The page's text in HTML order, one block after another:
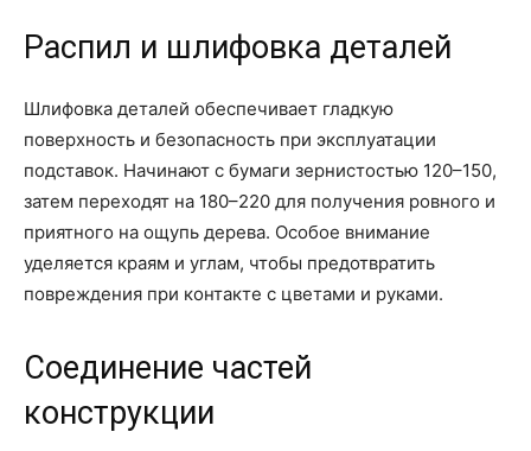
Распил и шлифовка деталей
Шлифовка деталей обеспечивает гладкую
поверхность и безопасность при эксплуатации
подставок. Начинают с бумаги зернистостью 120–150,
затем переходят на 180–220 для получения ровного и
приятного на ощупь дерева. Особое внимание
уделяется краям и углам, чтобы предотвратить
повреждения при контакте с цветами и руками.
Соединение частей
конструкции